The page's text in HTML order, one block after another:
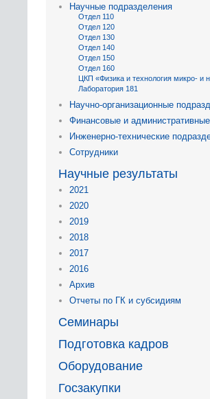
Научные подразделения
Отдел 110
Отдел 120
Отдел 130
Отдел 140
Отдел 150
Отдел 160
ЦКП «Физика и технология микро- и
Лаборатория 181
Научно-организационные
Финансовые и
Инженерно-технические
Сотрудники
Научные результаты
2021
2020
2019
2018
2017
2016
Архив
Отчеты по ГК и субсидиям
Семинары
Подготовка кадров
Оборудование
Госзакупки